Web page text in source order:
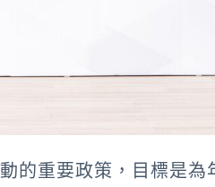
的重要政策，目標是為